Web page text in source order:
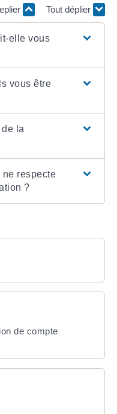
Tout déplier
elle vous
vous être
la
respecte
?
de compte